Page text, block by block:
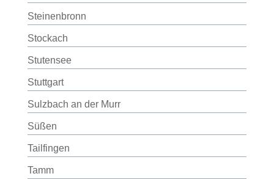
Steinenbronn
Stockach
Stutensee
Stuttgart
Sulzbach an der Murr
Süßen
Tailfingen
Tamm